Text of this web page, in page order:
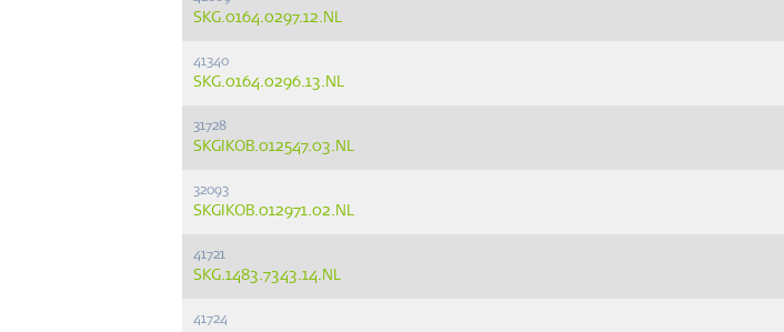
SKG.0164.0297.12.NL
41340
SKG.0164.0296.13.NL
31728
SKGIKOB.012547.03.NL
32093
SKGIKOB.012971.02.NL
41721
SKG.1483.7343.14.NL
41724